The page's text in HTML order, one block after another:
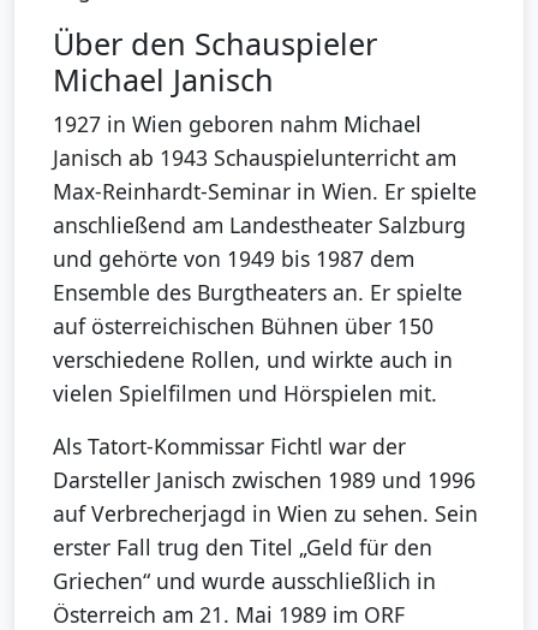
Über den Schauspieler
Michael Janisch
1927 in Wien geboren nahm Michael
Janisch ab 1943 Schauspielunterricht am
Max-Reinhardt-Seminar in Wien. Er spielte
anschließend am Landestheater Salzburg
und gehörte von 1949 bis 1987 dem
Ensemble des Burgtheaters an. Er spielte
auf österreichischen Bühnen über 150
verschiedene Rollen, und wirkte auch in
vielen Spielfilmen und Hörspielen mit.
Als Tatort-Kommissar Fichtl war der
Darsteller Janisch zwischen 1989 und 1996
auf Verbrecherjagd in Wien zu sehen. Sein
erster Fall trug den Titel „Geld für den
Griechen“ und wurde ausschließlich in
Österreich am 21. Mai 1989 im ORF